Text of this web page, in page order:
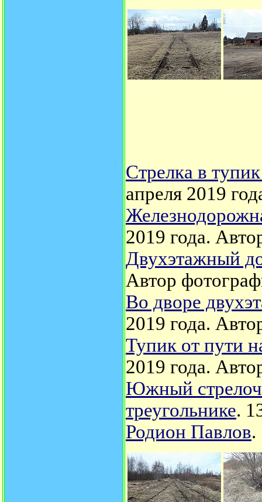
Стрелка в
апреля 2019
2019 года.
Двухэтажный
Автор
Во дворе
2019 года.
Тупик от пути
2019 года.
Южный
треугольнике.
Родион Павлов.